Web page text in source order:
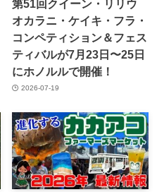
第51回クイーン・リリウ
オカラニ・ケイキ・フラ・
コンペティション＆フェス
ティバルが7月23日〜25日
にホノルルで開催！
2026-07-19